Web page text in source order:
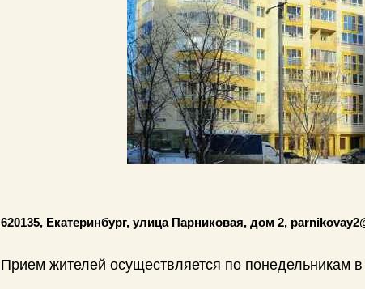
620135, Екатеринбург, улица Парниковая, дом 2,
Прием жителей осуществляется по